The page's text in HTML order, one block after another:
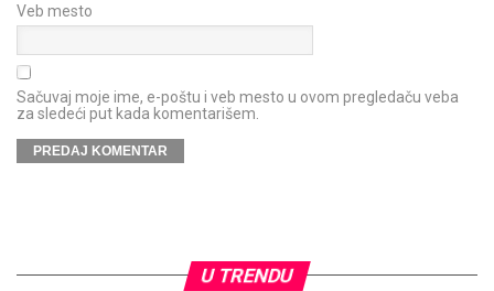
Veb mesto
Sačuvaj moje ime, e-poštu i veb mesto u ovom pregledaču veba
za sledeći put kada komentarišem.
U TRENDU